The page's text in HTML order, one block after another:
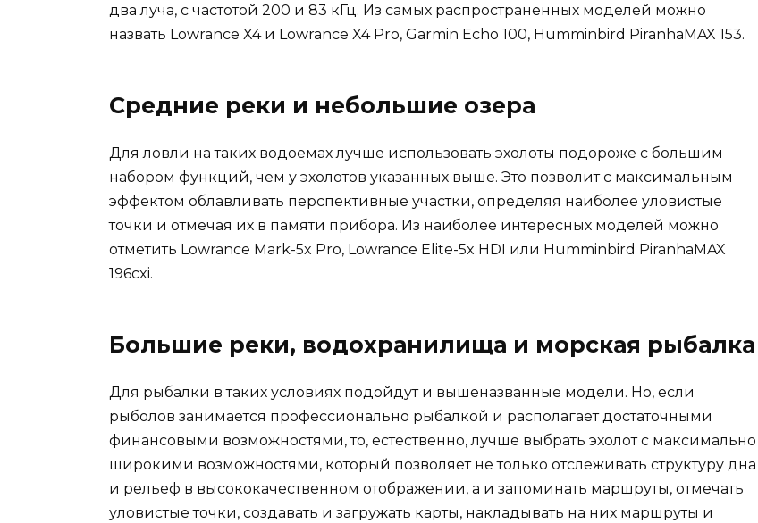
два луча, с частотой 200 и 83 кГц. Из самых распространенных моделей можно
назвать Lowrance X4 и Lowrance X4 Pro, Garmin Echo 100, Humminbird PiranhaMAX 153.
Средние реки и небольшие озера
Для ловли на таких водоемах лучше использовать эхолоты подороже с большим
набором функций, чем у эхолотов указанных выше. Это позволит с максимальным
эффектом облавливать перспективные участки, определяя наиболее уловистые
точки и отмечая их в памяти прибора. Из наиболее интересных моделей можно
отметить Lowrance Mark-5x Pro, Lowrance Elite-5x HDI или Humminbird PiranhaMAX
196cxi.
Большие реки, водохранилища и морская рыбалка
Для рыбалки в таких условиях подойдут и вышеназванные модели. Но, если
рыболов занимается профессионально рыбалкой и располагает достаточными
финансовыми возможностями, то, естественно, лучше выбрать эхолот с максимально
широкими возможностями, который позволяет не только отслеживать структуру дна
и рельеф в высококачественном отображении, а и запоминать маршруты, отмечать
уловистые точки, создавать и загружать карты, накладывать на них маршруты и